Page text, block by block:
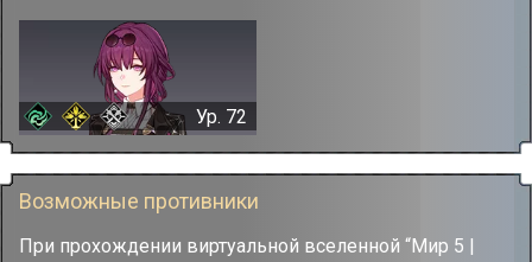
Ур. 72
Возможные противники
При прохождении виртуальной вселенной “Мир 5 |